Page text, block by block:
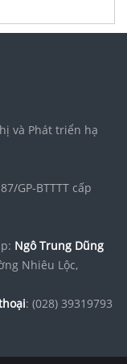
và Phát triển hạ
GP-BTTTT cấp
Ngô Trung Dũng
Nhiêu Lộc,
: (028) 39319793